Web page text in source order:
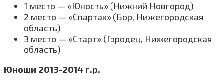
1 место — «Юность» (Нижний Новгород)
2 место — «Спартак» (Бор, Нижегородская
область)
3 место — «Старт» (Городец, Нижегородская
область)
Юноши 2013-2014 г.р.